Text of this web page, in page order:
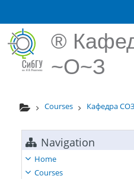
®
~О~З
Courses Кафедра
Navigation
Home
Courses